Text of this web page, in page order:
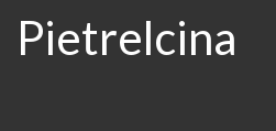
Pietrelcina